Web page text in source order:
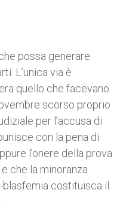
possa generare
L’unica via è
quello che facevano
scorso proprio
per l’accusa di
con la pena di
l’onere della prova
che la minoranza
blasfemia costituisca il